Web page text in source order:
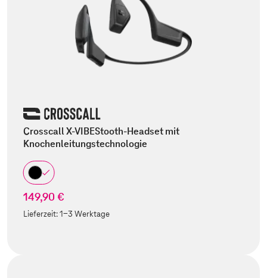
Crosscall X-VIBEStooth-Headset mit
Knochenleitungstechnologie
149,90 €
Lieferzeit:1-3 Werktage